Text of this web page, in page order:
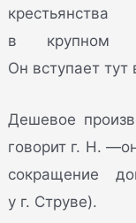
в крупном
Он вступает
Дешевое
говорит г. Н.
сокращение
у г. Струве).